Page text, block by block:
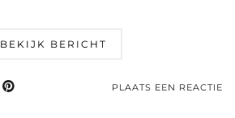
BEKIJK BERICHT
PLAATS EEN REACTIE